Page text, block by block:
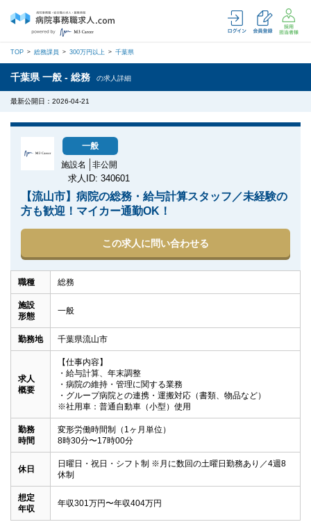
TOP 総務課員 300万円以上 千葉県
千葉県 一般 - 総務 の求人詳細
最新公開日：2026-04-21
一般
施設名
非公開
求人ID: 340601
【流山市】病院の総務・給与計算スタッフ／未経験の
方も歓迎！マイカー通勤OK！
この求人に問い合わせる
職種 総務
施設
形態
一般
勤務地 千葉県流山市
求人
概要
【仕事内容】
・給与計算、年末調整
・病院の維持・管理に関する業務
・グループ病院との連携・運搬対応（書類、物品など）
※社用車：普通自動車（小型）使用
勤務
時間
変形労働時間制（1ヶ月単位）
8時30分〜17時00分
休日
日曜日・祝日・シフト制 ※月に数回の土曜日勤務あり／4週8
休制
想定
年収
年収301万円〜年収404万円